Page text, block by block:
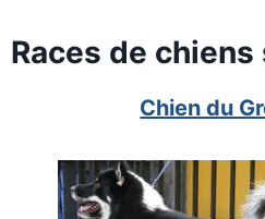
Races de
Chien du